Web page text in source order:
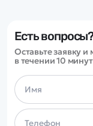
светятся фары.
Есть
Оставьте заявку
в течении 10 минут